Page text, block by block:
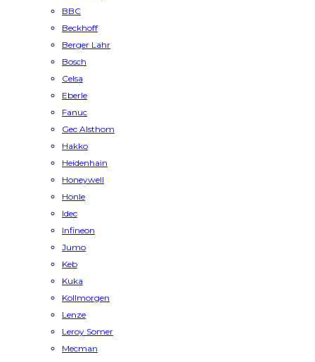
BBC
Beckhoff
Berger Lahr
Bosch
Celsa
Eberle
Fanuc
Gec Alsthom
Hakko
Heidenhain
Honeywell
Honle
Idec
Infineon
Jumo
Keb
Kuka
Kollmorgen
Lenze
Leroy Somer
Mecman